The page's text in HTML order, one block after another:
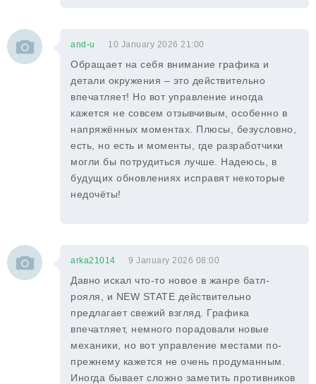
and-u 10 January 2026 21:00
Обращает на себя внимание графика и
детали окружения – это действительно
впечатляет! Но вот управление иногда
кажется не совсем отзывчивым, особенно в
напряжённых моментах. Плюсы, безусловно,
есть, но есть и моменты, где разработчики
могли бы потрудиться лучше. Надеюсь, в
будущих обновлениях исправят некоторые
недочёты!
arka21014 9 January 2026 08:00
Давно искал что-то новое в жанре батл-
рояля, и NEW STATE действительно
предлагает свежий взгляд. Графика
впечатляет, немного порадовали новые
механики, но вот управление местами по-
прежнему кажется не очень продуманным.
Иногда бывает сложно заметить противников